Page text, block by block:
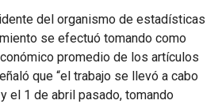
del organismo de estadísticas
se efectuó tomando como
promedio de los artículos
que “el trabajo se llevó a cabo
el 1 de abril pasado, tomando